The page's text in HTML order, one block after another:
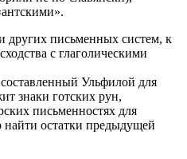
других письменных систем, к
с глаголическими
Ульфилой для
знаки готских рун,
письменностях для
остатки предыдущей